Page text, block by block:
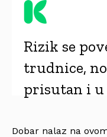
Rizik se
trudnice,
prisutan i u
Dobar nalaz na